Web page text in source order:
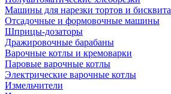
Машины для нарезки тортов и бисквита
Отсадочные и формовочные машины
Шприцы-дозаторы
Дражировочные барабаны
Варочные котлы и кремоварки
Паровые варочные котлы
Электрические варочные котлы
Измельчители